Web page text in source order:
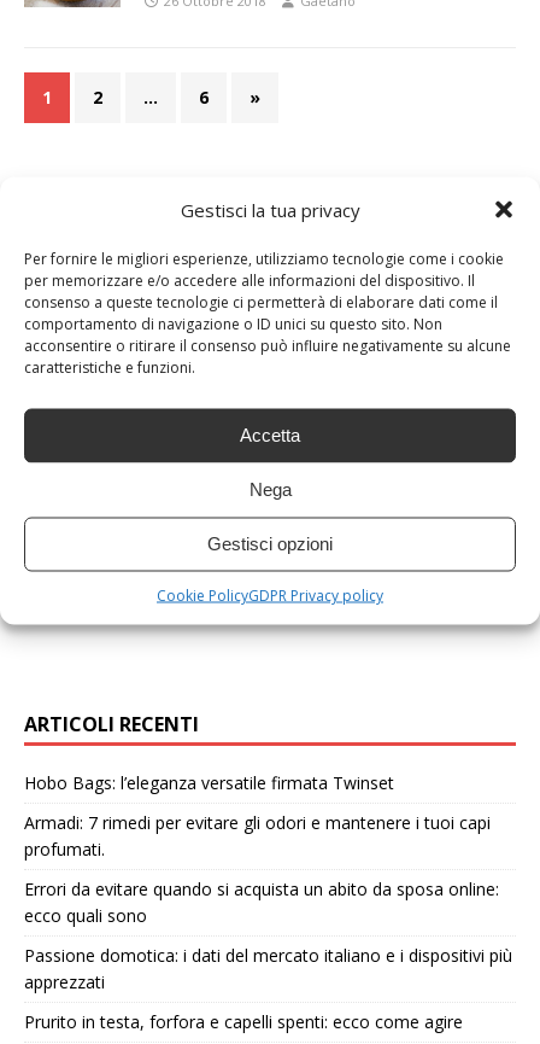
Gestisci la tua privacy
Per fornire le migliori esperienze, utilizziamo tecnologie come i cookie
per memorizzare e/o accedere alle informazioni del dispositivo. Il
consenso a queste tecnologie ci permetterà di elaborare dati come il
comportamento di navigazione o ID unici su questo sito. Non
acconsentire o ritirare il consenso può influire negativamente su alcune
caratteristiche e funzioni.
Accetta
Nega
Gestisci opzioni
Cookie PolicyGDPR Privacy policy
1 2 … 6 »
ARTICOLI RECENTI
Hobo Bags: l’eleganza versatile firmata Twinset
Armadi: 7 rimedi per evitare gli odori e mantenere i tuoi capi
profumati.
Errori da evitare quando si acquista un abito da sposa online:
ecco quali sono
Passione domotica: i dati del mercato italiano e i dispositivi più
apprezzati
Prurito in testa, forfora e capelli spenti: ecco come agire